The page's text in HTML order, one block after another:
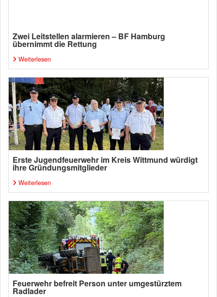
Zwei Leitstellen alarmieren – BF Hamburg
übernimmt die Rettung
Weiterlesen
Erste Jugendfeuerwehr im Kreis Wittmund würdigt
ihre Gründungsmitglieder
Weiterlesen
Feuerwehr befreit Person unter umgestürztem
Radlader